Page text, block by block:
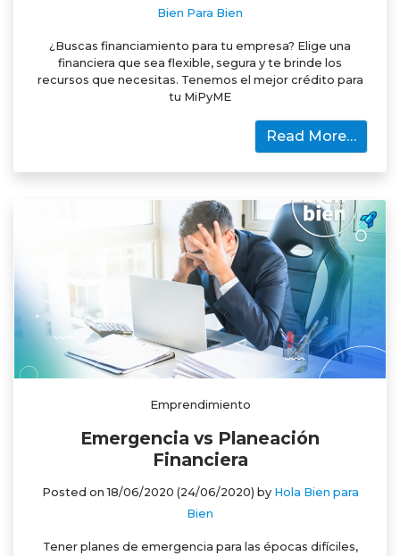
Bien Para Bien
¿Buscas financiamiento para tu empresa? Elige una
financiera que sea flexible, segura y te brinde los
recursos que necesitas. Tenemos el mejor crédito para
tu MiPyME
Read More…
Emprendimiento
Emergencia vs Planeación
Financiera
Posted on18/06/2020 (24/06/2020) byHola Bien para
Bien
Tener planes de emergencia para las épocas difíciles,